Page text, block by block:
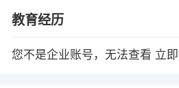
教育经历
您不是企业账号，无法查看 立